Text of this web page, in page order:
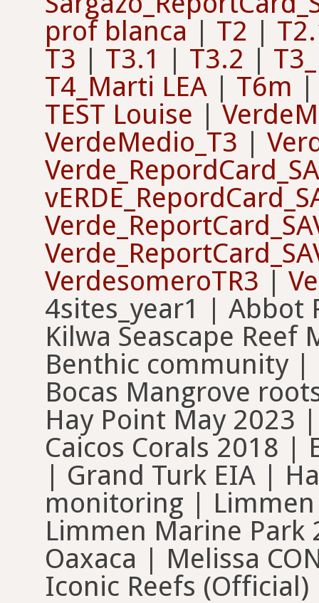
prof blanca | T2 |
T3 | T3.1 | T3.2 |
T4_Marti LEA | T6m
TEST Louise |
VerdeMedio_T3 |
VerdesomeroTR3 |
4sites_year1 | Abbot
Kilwa Seascape
Benthic community
Bocas Mangrove
Hay Point May 2023
Caicos Corals 2018 |
| Grand Turk EIA |
monitoring | Limmen
Limmen Marine Park
Oaxaca | Melissa
Iconic Reefs